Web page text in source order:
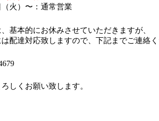
（火）〜：通常営業
基本的にお休みさせていただきますが、
配達対応致しますので、下記までご連絡く
しくお願い致します。